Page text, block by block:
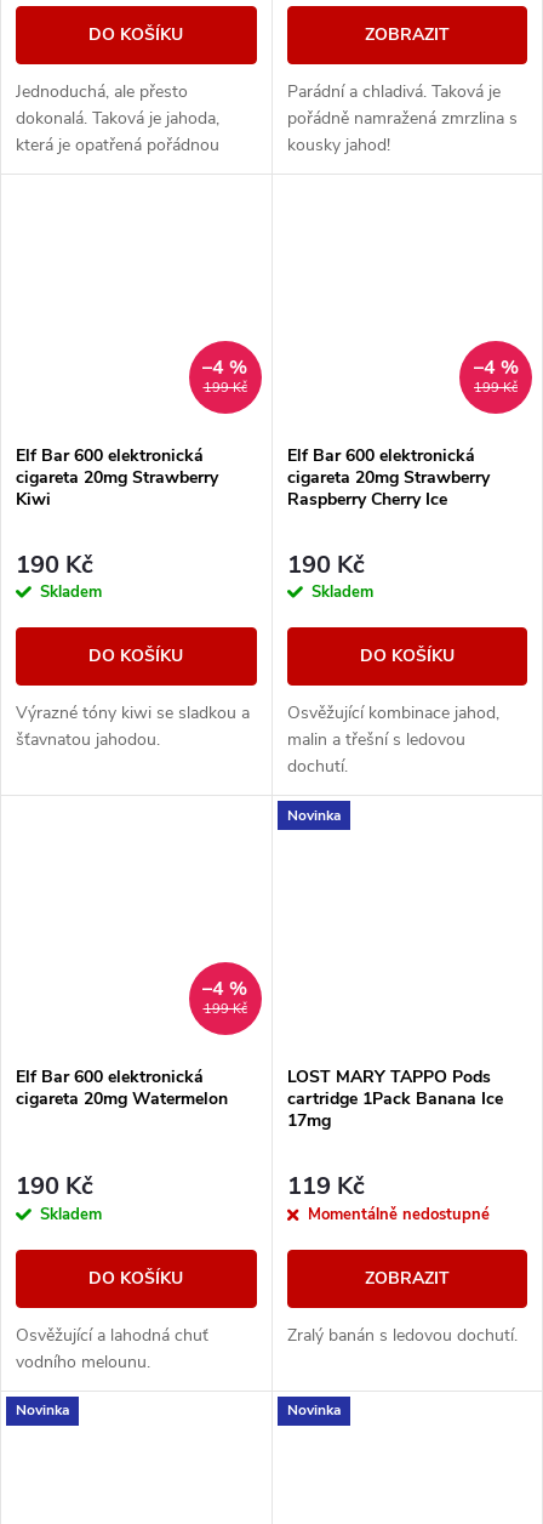
DO KOŠÍKU
Jednoduchá, ale přesto
dokonalá. Taková je jahoda,
která je opatřená pořádnou
dávkou coolady.
ZOBRAZIT
Parádní a chladivá. Taková je
pořádně namražená zmrzlina s
kousky jahod!
199 Kč
–4 %
Elf Bar 600 elektronická
cigareta 20mg Strawberry
Kiwi
190 Kč
Skladem
DO KOŠÍKU
Výrazné tóny kiwi se sladkou a
šťavnatou jahodou.
199 Kč
–4 %
Elf Bar 600 elektronická
cigareta 20mg Strawberry
Raspberry Cherry Ice
190 Kč
Skladem
DO KOŠÍKU
Osvěžující kombinace jahod,
malin a třešní s ledovou
dochutí.
199 Kč
–4 %
Elf Bar 600 elektronická
cigareta 20mg Watermelon
190 Kč
Skladem
DO KOŠÍKU
Osvěžující a lahodná chuť
vodního melounu.
Novinka
LOST MARY TAPPO Pods
cartridge 1Pack Banana Ice
17mg
119 Kč
Momentálně nedostupné
ZOBRAZIT
Zralý banán s ledovou dochutí.
Novinka Novinka